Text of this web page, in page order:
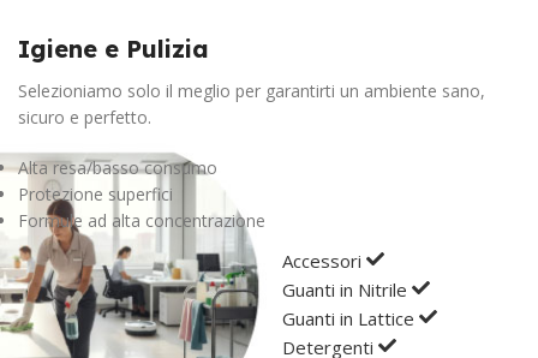
Cartone rivestito
TIPOLOGIA Faldoni
FORMATO 35 x 25cm
DORSO 5cm
Igiene e Pulizia
Selezioniamo solo il meglio per garantirti un ambiente sano,
sicuro e perfetto.
Alta resa/basso consumo
Protezione superfici
Formule ad alta concentrazione
Accessori
Guanti in Nitrile
Guanti in Lattice
Detergenti